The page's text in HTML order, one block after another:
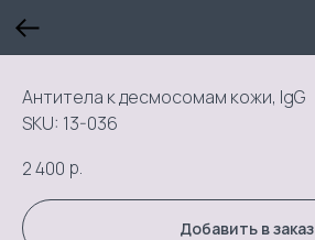
Антитела к десмосомам кожи, IgG
SKU: 13-036
2 400 р.
Добавить в заказ